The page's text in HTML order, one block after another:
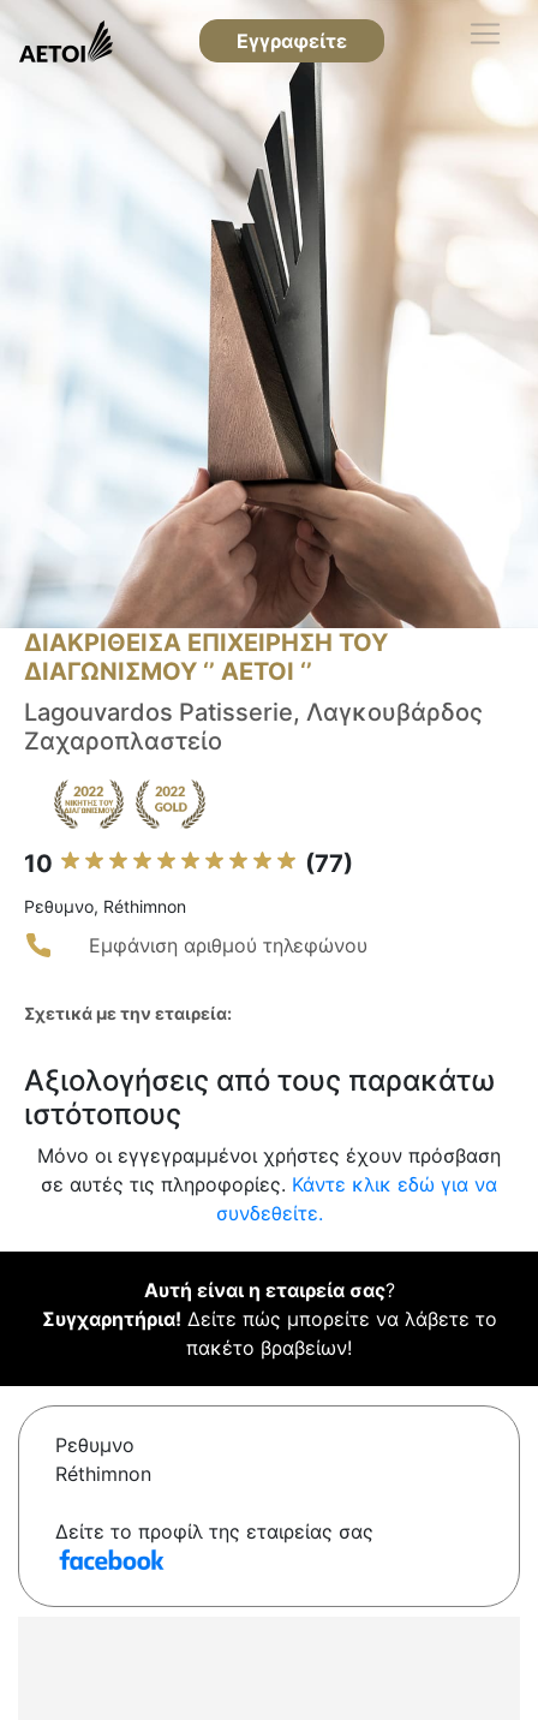
Εγγραφείτε
ΔΙΑΚΡΙΘΕΙΣΑ ΕΠΙΧΕΙΡΗΣΗ ΤΟΥ
ΔΙΑΓΩΝΙΣΜΟΥ ‘’ ΑΕΤΟΙ ‘’
Lagouvardos Patisserie, Λαγκουβάρδος
Ζαχαροπλαστείο
10 (77)
Ρεθυμνο, Réthimnon
Εμφάνιση αριθμού τηλεφώνου
Σχετικά με την εταιρεία:
Αξιολογήσεις από τους παρακάτω
ιστότοπους
Μόνο οι εγγεγραμμένοι χρήστες έχουν πρόσβαση
σε αυτές τις πληροφορίες. Κάντε κλικ εδώ για να
συνδεθείτε.
Αυτή είναι η εταιρεία σας?
Συγχαρητήρια! Δείτε πώς μπορείτε να λάβετε το
πακέτο βραβείων!
Ρεθυμνο
Réthimnon
Δείτε το προφίλ της εταιρείας σας